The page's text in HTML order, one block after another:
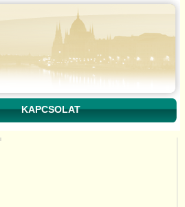
KAPCSOLAT